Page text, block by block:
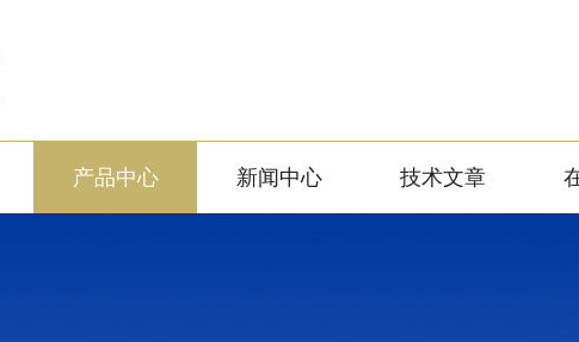
产品中心 新闻中心 技术文章